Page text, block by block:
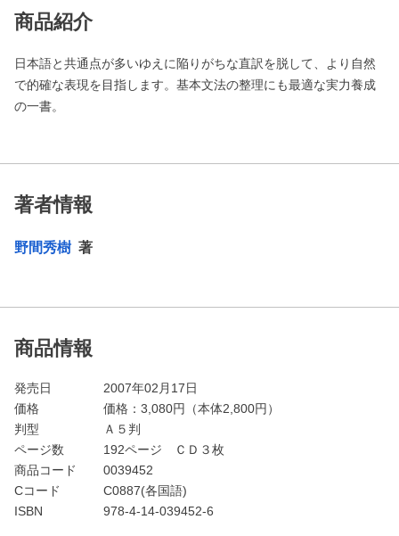
商品紹介
日本語と共通点が多いゆえに陥りがちな直訳を脱して、より自然
で的確な表現を目指します。基本文法の整理にも最適な実力養成
の一書。
著者情報
野間秀樹 著
商品情報
発売日
2007年02月17日
価格
価格： 3,080円（本体2,800円）
判型
Ａ５判
ページ数
192ページ ＣＤ３枚
商品コード
0039452
Cコード
C0887(各国語)
ISBN
978-4-14-039452-6